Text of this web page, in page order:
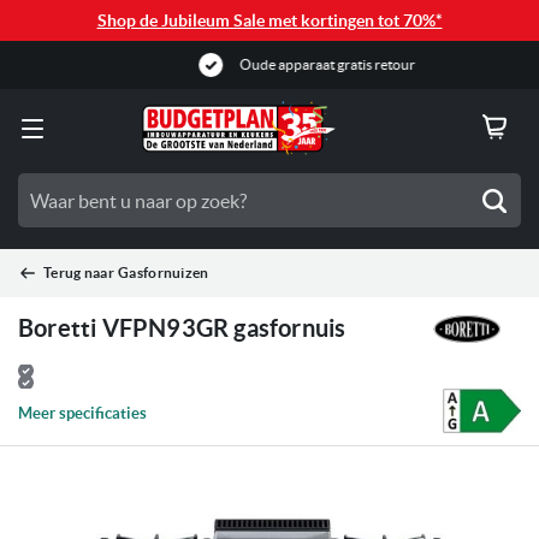
Shop de Jubileum Sale met kortingen tot 70%*
Oude apparaat gratis retour
Terug naar Gasfornuizen
Boretti VFPN93GR gasfornuis
Meer specificaties
einde